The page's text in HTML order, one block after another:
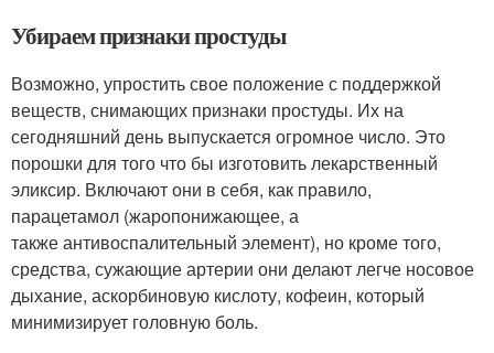
Убираем признаки простуды
Возможно, упростить свое положение с поддержкой
веществ, снимающих признаки простуды. Их на
сегодняшний день выпускается огромное число. Это
порошки для того что бы изготовить лекарственный
эликсир. Включают они в себя, как правило,
парацетамол (жаропонижающее, а
также антивоспалительный элемент), но кроме того,
средства, сужающие артерии они делают легче носовое
дыхание, аскорбиновую кислоту, кофеин, который
минимизирует головную боль.